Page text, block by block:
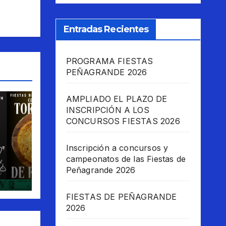
las
Entradas Recientes
PROGRAMA FIESTAS
PEÑAGRANDE 2026
AMPLIADO EL PLAZO DE
INSCRIPCIÓN A LOS
CONCURSOS FIESTAS 2026
Inscripción a concursos y
campeonatos de las Fiestas de
Peñagrande 2026
FIESTAS DE PEÑAGRANDE
2026